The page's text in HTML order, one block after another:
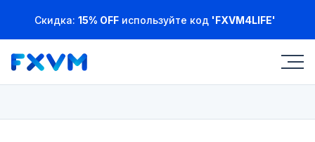
Скидка: 15% OFF используйте код 'FXVM4LIFE'